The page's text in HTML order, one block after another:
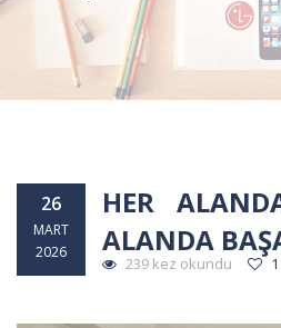
26
MART
2026
HER
ALANDA
239 kez okundu